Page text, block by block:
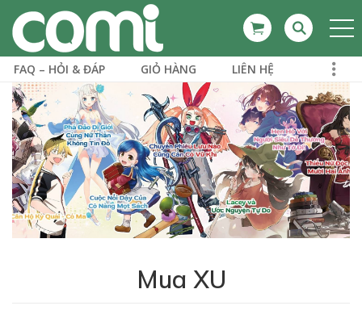
FAQ – HỎI & ĐÁP GIỎ HÀNG LIÊN HỆ
Mua XU